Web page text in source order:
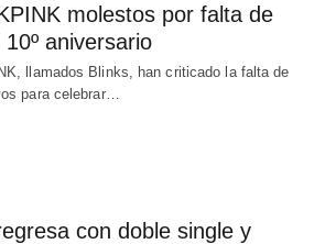
molestos por falta de
aniversario
llamados Blinks, han criticado la falta de
para celebrar…
con doble single y